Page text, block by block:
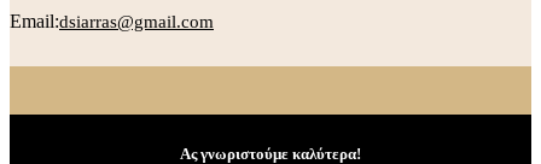
Email:dsiarras@gmail.com
Ας γνωριστούμε καλύτερα!